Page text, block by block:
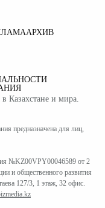
АРХИВ
Казахстане и мира.
предназначена для лиц,
№KZ00VPY00046589 от 2
и общественного развития
127/3, 1 этаж, 32 офис.